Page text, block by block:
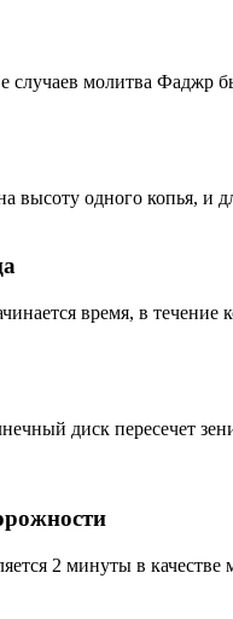
случаев молитва Фаджр
высоту одного копья, и
время, в
диск пересечет
2 минуты в качестве